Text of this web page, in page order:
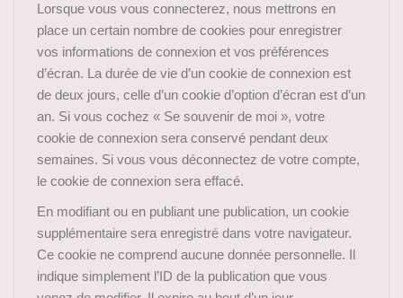
Lorsque vous vous connecterez, nous mettrons en
place un certain nombre de cookies pour enregistrer
vos informations de connexion et vos préférences
d’écran. La durée de vie d’un cookie de connexion est
de deux jours, celle d’un cookie d’option d’écran est d’un
an. Si vous cochez « Se souvenir de moi », votre
cookie de connexion sera conservé pendant deux
semaines. Si vous vous déconnectez de votre compte,
le cookie de connexion sera effacé.
En modifiant ou en publiant une publication, un cookie
supplémentaire sera enregistré dans votre navigateur.
Ce cookie ne comprend aucune donnée personnelle. Il
indique simplement l’ID de la publication que vous